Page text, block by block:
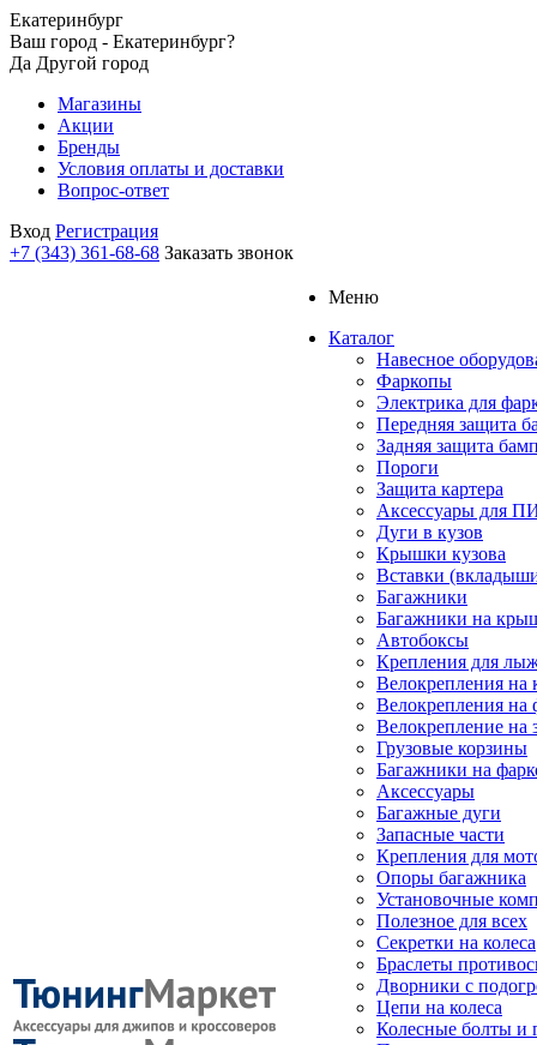
Екатеринбург
Ваш город - Екатеринбург?
Да Другой город
Магазины
Акции
Бренды
Условия оплаты и доставки
Вопрос-ответ
Вход Регистрация
+7 (343) 361-68-68 Заказать звонок
Меню
Каталог
Навесное
Фаркопы
Электрика для
Передняя защита
Задняя защита
Пороги
Защита картера
Аксессуары для
Дуги в кузов
Крышки кузова
Вставки
Багажники
Багажники на
Автобоксы
Крепления для
Велокрепления
Велокрепления на
Велокрепление на
Грузовые корзины
Багажники на
Аксессуары
Багажные дуги
Запасные части
Крепления для
Опоры багажника
Установочные
Полезное для всех
Секретки на колеса
Браслеты
Дворники с
Цепи на колеса
Колесные болты и